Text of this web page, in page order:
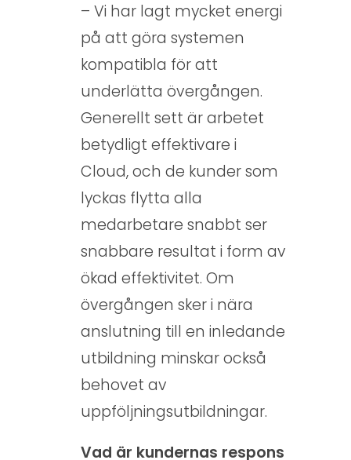
– Vi har lagt mycket energi
på att göra systemen
kompatibla för att
underlätta övergången.
Generellt sett är arbetet
betydligt effektivare i
Cloud, och de kunder som
lyckas flytta alla
medarbetare snabbt ser
snabbare resultat i form av
ökad effektivitet. Om
övergången sker i nära
anslutning till en inledande
utbildning minskar också
behovet av
uppföljningsutbildningar.
Vad är kundernas respons